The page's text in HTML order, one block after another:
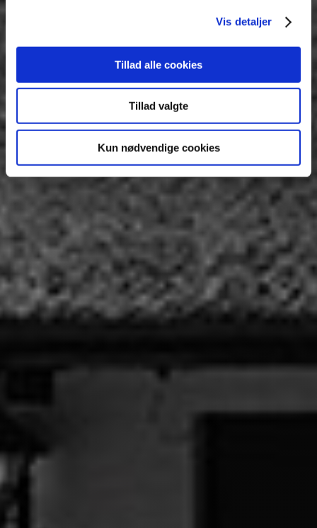
Vis detaljer
Tillad alle cookies
Tillad valgte
Kun nødvendige cookies